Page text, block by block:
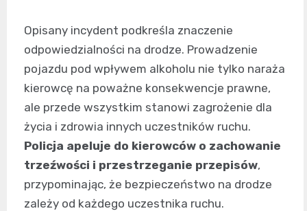
Opisany incydent podkreśla znaczenie
odpowiedzialności na drodze. Prowadzenie
pojazdu pod wpływem alkoholu nie tylko naraża
kierowcę na poważne konsekwencje prawne,
ale przede wszystkim stanowi zagrożenie dla
życia i zdrowia innych uczestników ruchu.
Policja apeluje do kierowców o zachowanie
trzeźwości i przestrzeganie przepisów,
przypominając, że bezpieczeństwo na drodze
zależy od każdego uczestnika ruchu.